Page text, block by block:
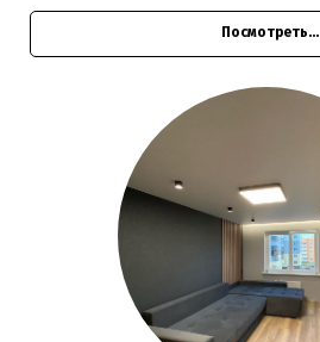
Посмотреть...